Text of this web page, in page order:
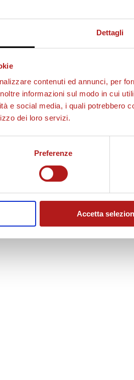
Dettagli
contenuti ed annunci, per
informazioni sul modo in cui
e social media, i quali potrebbero
dei loro servizi.
Preferenze
Accetta